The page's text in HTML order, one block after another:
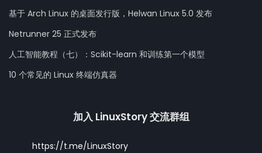
基于 Arch Linux 的桌面发行版，Helwan Linux 5.0 发布
Netrunner 25 正式发布
人工智能教程（七）：Scikit-learn 和训练第一个模型
10 个常见的 Linux 终端仿真器
加入 LinuxStory 交流群组
https://t.me/LinuxStory